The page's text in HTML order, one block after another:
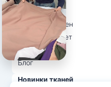
Вопрос-ответ
Возврат и обмен
Личный кабинет
Ткани оптом
Блог
Новинки тканей